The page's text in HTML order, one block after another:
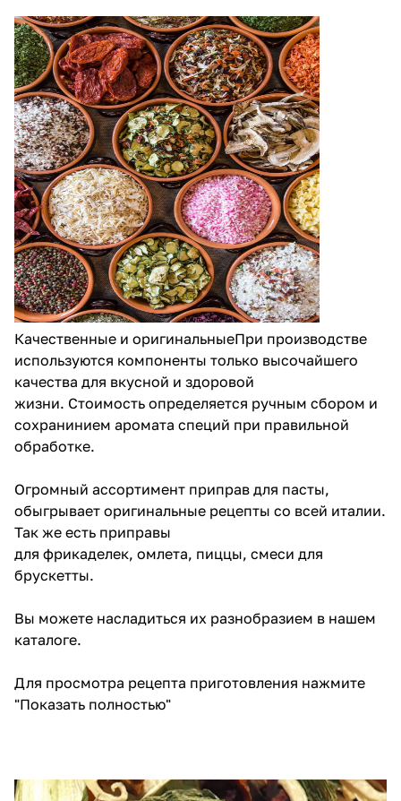
Качественные и оригинальныеПри производстве
используются компоненты только высочайшего
качества для вкусной и здоровой
жизни. Стоимость определяется ручным сбором и
сохранинием аромата специй при правильной
обработке.
Огромный ассортимент приправ для пасты,
обыгрывает оригинальные рецепты со всей италии.
Так же есть приправы
для фрикаделек, омлета, пиццы, смеси для
брускетты.
Вы можете насладиться их разнобразием в нашем
каталоге.
Для просмотра рецепта приготовления нажмите
"Показать полностью"